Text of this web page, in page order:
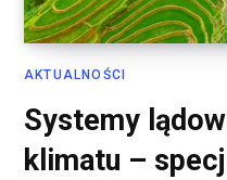
AKTUALNOŚCI
Systemy
klimatu –